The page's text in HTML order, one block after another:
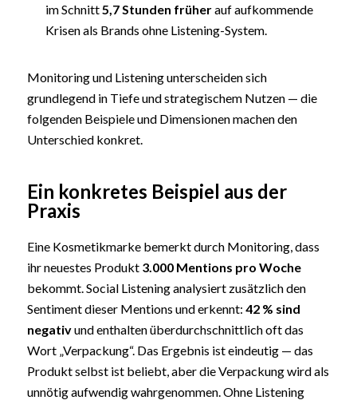
im Schnitt5,7 Stunden früherauf aufkommende
Krisen als Brands ohne Listening-System.
Monitoring und Listening unterscheiden sich
grundlegend in Tiefe und strategischem Nutzen — die
folgenden Beispiele und Dimensionen machen den
Unterschied konkret.
Ein konkretes Beispiel aus der
Praxis
Eine Kosmetikmarke bemerkt durch Monitoring, dass
ihr neuestes Produkt 3.000 Mentions pro Woche
bekommt. Social Listening analysiert zusätzlich den
Sentiment dieser Mentions und erkennt: 42 % sind
negativund enthalten überdurchschnittlich oft das
Wort „Verpackung“. Das Ergebnis ist eindeutig — das
Produkt selbst ist beliebt, aber die Verpackung wird als
unnötig aufwendig wahrgenommen. Ohne Listening